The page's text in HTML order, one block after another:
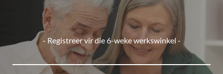
- Registreer vir die 6-weke werkswinkel -